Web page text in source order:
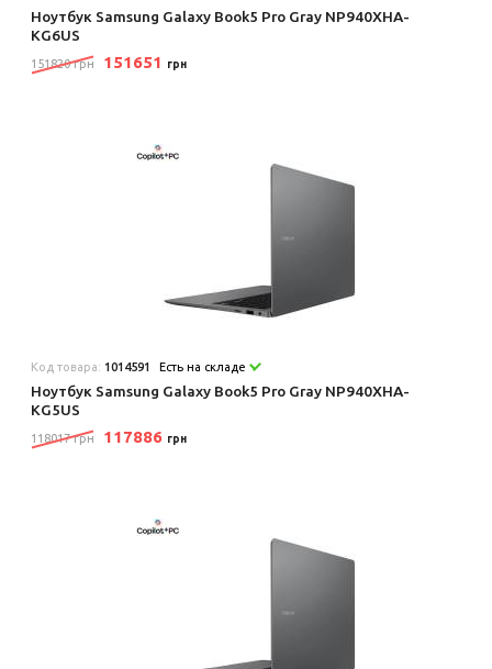
Ноутбук Samsung Galaxy Book5 Pro Gray NP940XHA-
KG6US
151820 грн 151651 грн
Код товара: 1014591 Есть на складе
Ноутбук Samsung Galaxy Book5 Pro Gray NP940XHA-
KG5US
118017 грн 117886 грн